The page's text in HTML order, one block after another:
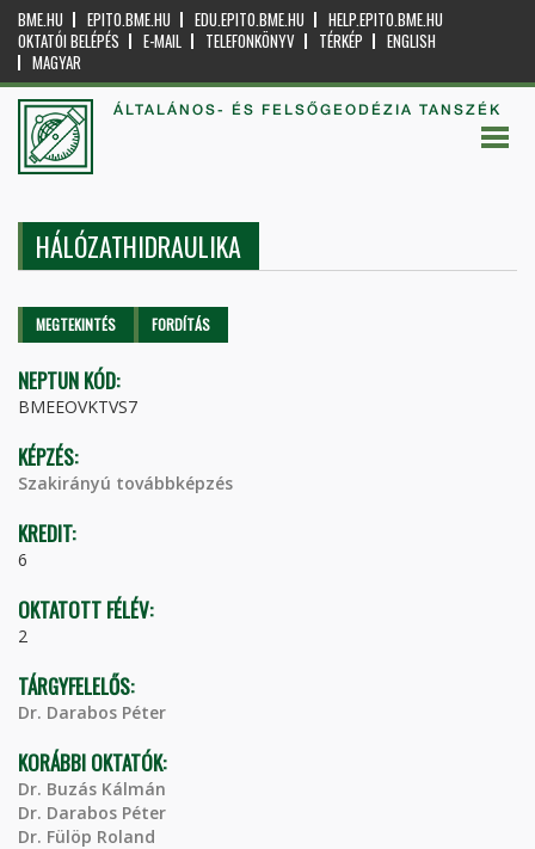
BME.HU EPITO.BME.HU EDU.EPITO.BME.HU
HELP.EPITO.BME.HU
OKTATÓI BELÉPÉS
E-MAIL TELEFONKÖNYV TÉRKÉP
ENGLISH
MAGYAR
ÁLTALÁNOS- ÉS FELSŐGEODÉZIA TANSZÉK
HÁLÓZATHIDRAULIKA
Elsődleges fülek
MEGTEKINTÉS (AKTÍVFORDÍTÁS
NEPTUN KÓD:
BMEEOVKTVS7
KÉPZÉS:
Szakirányú továbbképzés
KREDIT:
6
OKTATOTT FÉLÉV:
2
TÁRGYFELELŐS:
Dr. Darabos Péter
KORÁBBI OKTATÓK:
Dr. Buzás Kálmán
Dr. Darabos Péter
Dr. Fülöp Roland